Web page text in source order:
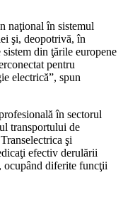
naţional în sistemul
şi, deopotrivă, în
din ţările europene
pentru
electrică”, spun
în sectorul
transportului de
şi
efectiv derulării
ocupând diferite funcţii